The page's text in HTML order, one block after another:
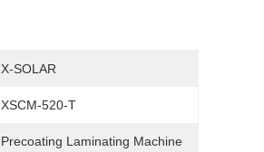
X-SOLAR
XSCM-520-T
Precoating Laminating Machine